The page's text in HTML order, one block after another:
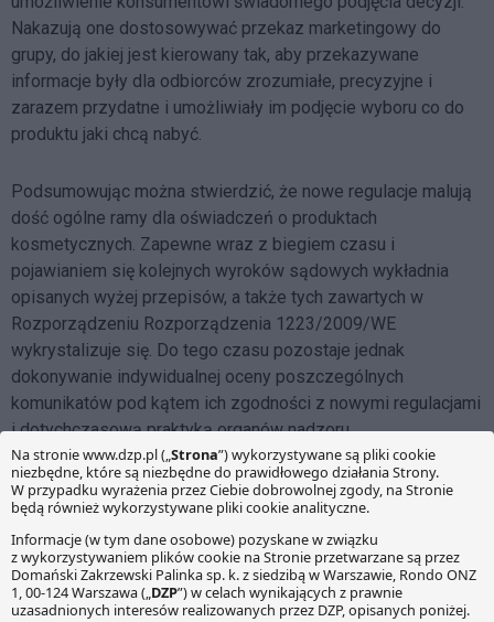
Nakazują one dostosowywać przekaz marketingowy do
grupy, do jakiej jest kierowany tak, aby przekazywane
informacje były dla odbiorców zrozumiałe, precyzyjne i
zarazem przydatne i umożliwiały im podjęcie wyboru co do
produktu jaki chcą nabyć.
Podsumowując można stwierdzić, że nowe regulacje malują
dość ogólne ramy dla oświadczeń o produktach
kosmetycznych. Zapewne wraz z biegiem czasu i
pojawianiem się kolejnych wyroków sądowych wykładnia
opisanych wyżej przepisów, a także tych zawartych w
Rozporządzeniu Rozporządzenia 1223/2009/WE
wykrystalizuje się. Do tego czasu pozostaje jednak
dokonywanie indywidualnej oceny poszczególnych
komunikatów pod kątem ich zgodności z nowymi regulacjami
i dotychczasową praktyką organów nadzoru.
Facebook Share on X
WhatsApp Email Copy Link